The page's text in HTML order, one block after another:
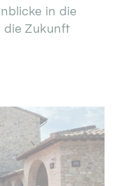
in die
die Zukunft